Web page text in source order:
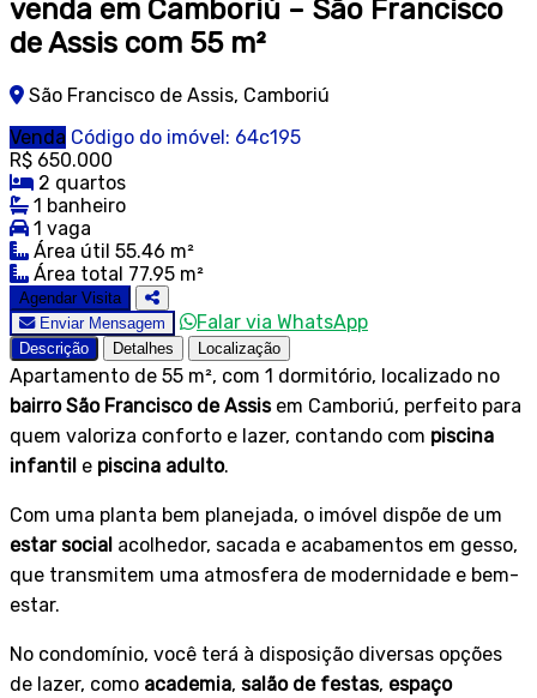
+4
venda em Camboriú – São Francisco
de Assis com 55 m²
São Francisco de Assis, Camboriú
Venda Código do imóvel: 64c195
R$ 650.000
2 quartos
1 banheiro
1 vaga
Área útil 55.46 m²
Área total 77.95 m²
Agendar Visita
Enviar Mensagem
Falar via WhatsApp
Descrição Detalhes Localização
Apartamento de 55 m², com 1 dormitório, localizado no
bairro São Francisco de Assisem Camboriú, perfeito para
quem valoriza conforto e lazer, contando com piscina
infantil e piscina adulto.
Com uma planta bem planejada, o imóvel dispõe de um
estar social acolhedor, sacada e acabamentos em gesso,
que transmitem uma atmosfera de modernidade e bem-
estar.
No condomínio, você terá à disposição diversas opções
de lazer, como academia, salão de festas, espaço